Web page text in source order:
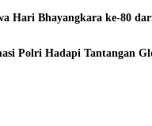
Hari Bhayangkara ke-80
Polri Hadapi Tantangan